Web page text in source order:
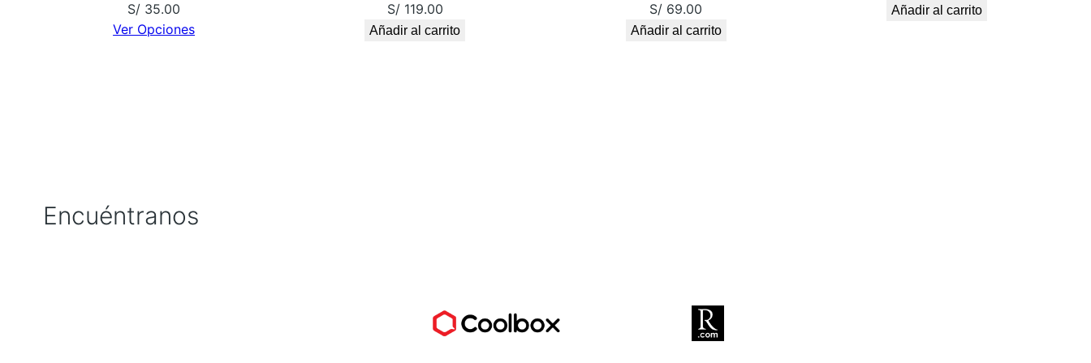
i
S/ 35.00
Ver Opciones
S/119.00
Añadir al carrito
S/ 69.00
Añadir al carrito
Añadir al carrito
Encuéntranos